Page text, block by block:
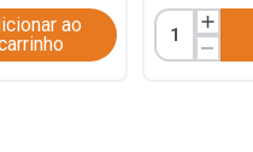
ao